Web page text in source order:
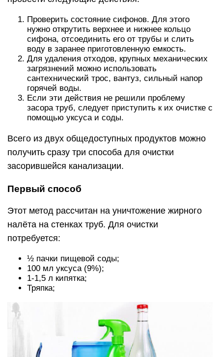
Проверить состояние сифонов. Для этого
нужно открутить верхнее и нижнее кольцо
сифона, отсоединить его от трубы и слить
воду в заранее приготовленную емкость.
Для удаления отходов, крупных механических
загрязнений можно использовать
сантехнический трос, вантуз, сильный напор
горячей воды.
Если эти действия не решили проблему
засора труб, следует приступить к их очистке с
помощью уксуса и соды.
Всего из двух общедоступных продуктов можно
получить сразу три способа для очистки
засорившейся канализации.
Первый способ
Этот метод рассчитан на уничтожение жирного
налёта на стенках труб. Для очистки
потребуется:
½ пачки пищевой соды;
100 мл уксуса (9%);
1-1,5 л кипятка;
Тряпка;